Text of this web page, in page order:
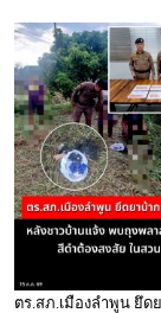
ตร.สภ.เมืองลำพูน ยึด